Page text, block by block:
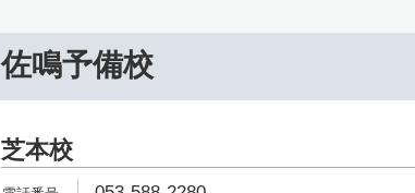
佐鳴予備校
芝本校